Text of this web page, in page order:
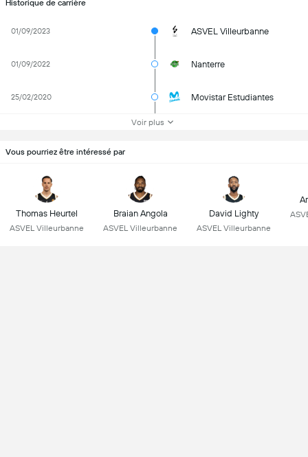
Historique de carrière
01/09/2023 ASVEL Villeurbanne
01/09/2022 Nanterre
25/02/2020 Movistar Estudiantes
Voir plus
Vous pourriez être intéressé par
Thomas Heurtel
ASVEL Villeurbanne
Braian Angola
ASVEL Villeurbanne
David Lighty
ASVEL Villeurbanne